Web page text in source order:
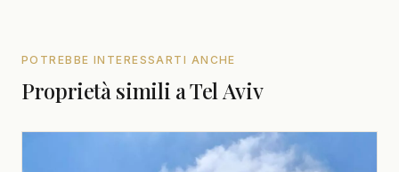
POTREBBE INTERESSARTI ANCHE
Proprietà simili a Tel Aviv